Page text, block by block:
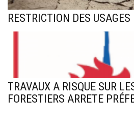
RESTRICTION DES USAGES
TRAVAUX A RISQUE SUR
FORESTIERS ARRETE